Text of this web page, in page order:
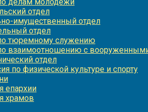
отдел
имущественный отдел
отдел
тюремному служению
взаимоотношению с
отдел
по физической культуре и спорту
епархии
храмов